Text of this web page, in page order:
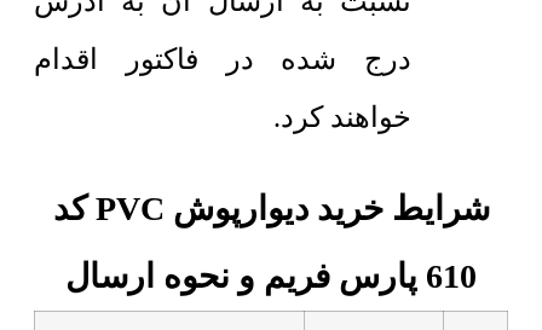
درج شده در فاکتور اقدام
خواهند کرد.
شرایط خرید دیوارپوش PVC کد
610 پارس فریم و نحوه ارسال